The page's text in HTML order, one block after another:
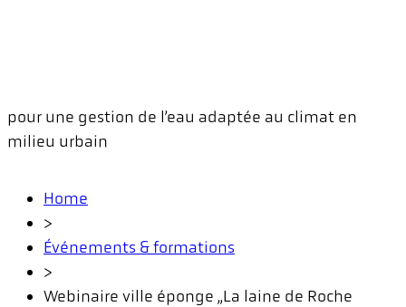
pour une gestion de l’eau adaptée au climat en
milieu urbain
Home
>
Événements & formations
>
Webinaire ville éponge „La laine de Roche